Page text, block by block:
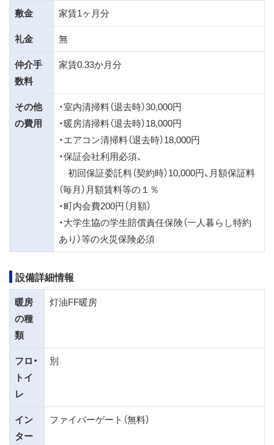
敷金
家賃1ヶ月分
礼金
無
仲介手
数料
家賃0.33か月分
その他
の費用
・室内清掃料（退去時）30,000円
・暖房清掃料（退去時）18,000円
・エアコン清掃料（退去時）18,000円
・保証会社利用必須、
初回保証委託料（契約時）10,000円、月額保証料
（毎月）月額賃料等の１％
・町内会費200円（月額）
・大学生協の学生賠償責任保険（一人暮らし特約
あり）等の火災保険必須
設備詳細情報
暖房
の種
類
灯油FF暖房
フロ・
トイ
レ
別
イン
ター
ファイバーゲート（無料）